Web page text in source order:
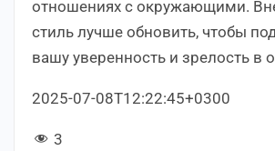
отношениях с окружающими.
стиль лучше обновить, чтобы
вашу уверенность и зрелость в
2025-07-08T12:22:45+0300
3